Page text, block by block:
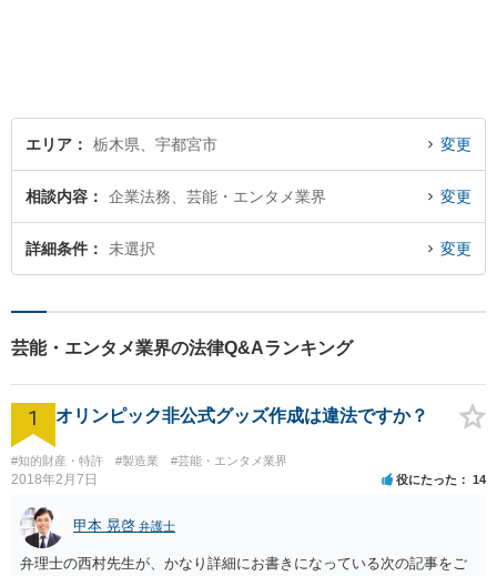
エリア 栃木県、宇都宮市 変更
相談内容 企業法務、芸能・エンタメ業界 変更
詳細条件 未選択 変更
芸能・エンタメ業界の法律Q&Aランキング
1 オリンピック非公式グッズ作成は違法ですか？
#知的財産・特許 #製造業 #芸能・エンタメ業界
2018年2月7日 役にたった 14
甲本 晃啓 弁護士
弁理士の西村先生が、かなり詳細にお書きになっている次の記事をご